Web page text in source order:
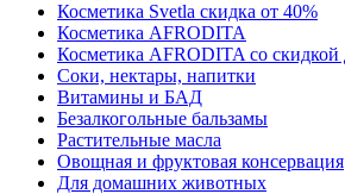
Косметика Svetla скидка от 40%
Косметика AFRODITA
Косметика AFRODITA со скидкой
Соки, нектары, напитки
Витамины и БАД
Безалкогольные бальзамы
Растительные масла
Овощная и фруктовая консервация
Для домашних животных